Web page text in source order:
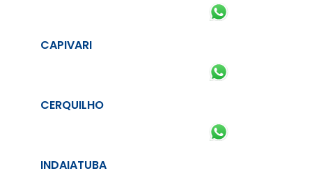
CAPIVARI
CERQUILHO
INDAIATUBA